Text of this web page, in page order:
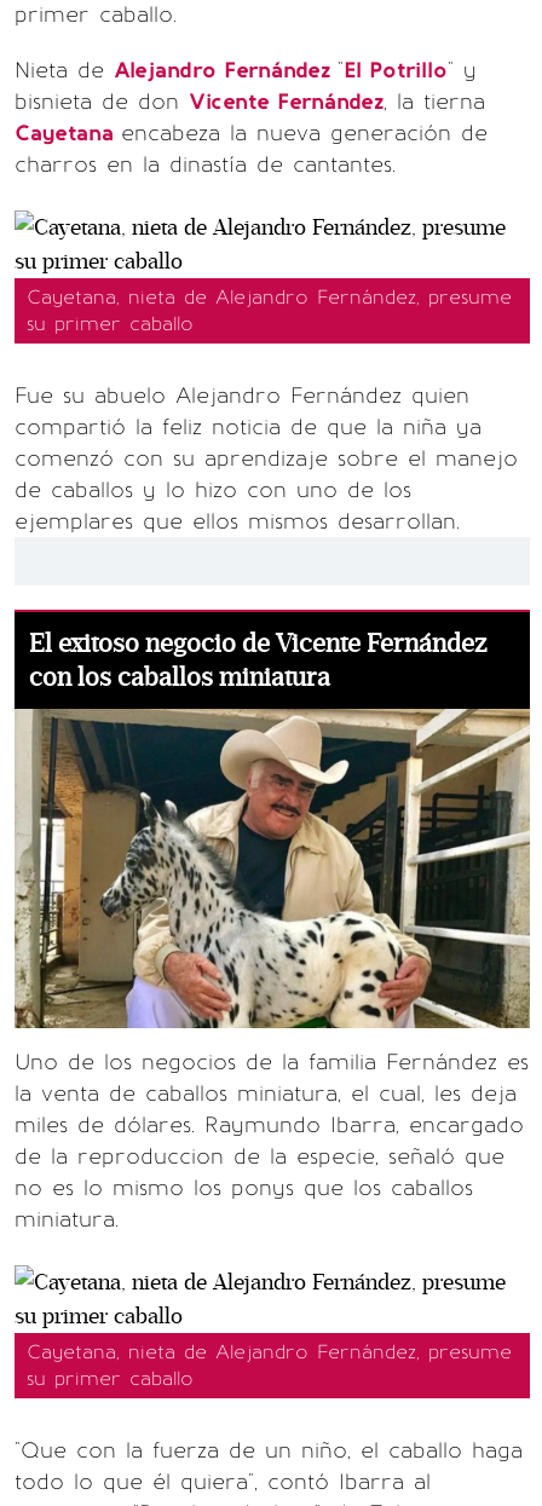
primer caballo.
Nieta de Alejandro Fernández "El Potrillo" y
bisnieta de don Vicente Fernández, la tierna
Cayetana encabeza la nueva generación de
charros en la dinastía de cantantes.
Cayetana, nieta de Alejandro Fernández, presume
su primer caballo
Fue su abuelo Alejandro Fernández quien
compartió la feliz noticia de que la niña ya
comenzó con su aprendizaje sobre el manejo
de caballos y lo hizo con uno de los
ejemplares que ellos mismos desarrollan.
El exitoso negocio de Vicente Fernández
con los caballos miniatura
Uno de los negocios de la familia Fernández es
la venta de caballos miniatura, el cual, les deja
miles de dólares. Raymundo Ibarra, encargado
de la reproduccion de la especie, señaló que
no es lo mismo los ponys que los caballos
miniatura.
Cayetana, nieta de Alejandro Fernández, presume
su primer caballo
"Que con la fuerza de un niño, el caballo haga
todo lo que él quiera", contó Ibarra al